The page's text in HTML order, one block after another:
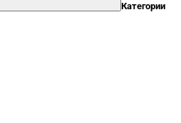
Категории